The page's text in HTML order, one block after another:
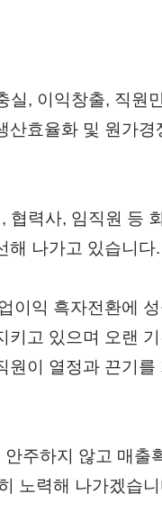
실, 이익창출, 직원
산효율화 및 원가
협력사, 임직원 등
해 나가고 있습니다.
이익 흑자전환에
키고 있으며 오랜
원이 열정과 끈기
주하지 않고 매출
노력해 나가겠습